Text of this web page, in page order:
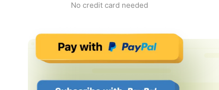
No credit card needed